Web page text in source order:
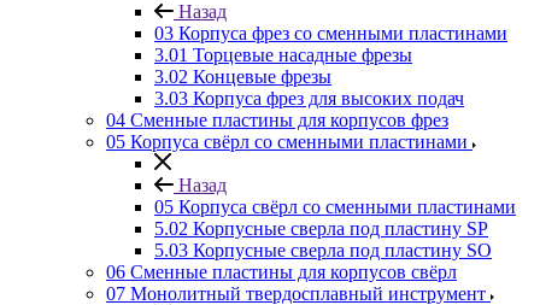
Назад
03 Корпуса фрез со сменными пластинами
3.01 Торцевые насадные фрезы
3.02 Концевые фрезы
3.03 Корпуса фрез для высоких подач
04 Сменные пластины для корпусов фрез
05 Корпуса свёрл со сменными пластинами
Назад
05 Корпуса свёрл со сменными пластинами
5.02 Корпусные сверла под пластину SP
5.03 Корпусные сверла под пластину SO
06 Сменные пластины для корпусов свёрл
07 Монолитный твердосплавный инструмент